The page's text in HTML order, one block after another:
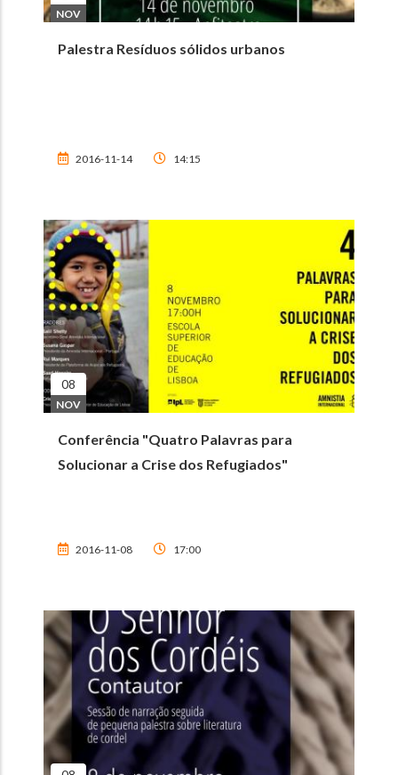
NOV
Palestra Resíduos sólidos urbanos
2016-11-14 14:15
08
NOV
Conferência "Quatro Palavras para
Solucionar a Crise dos Refugiados"
2016-11-08 17:00